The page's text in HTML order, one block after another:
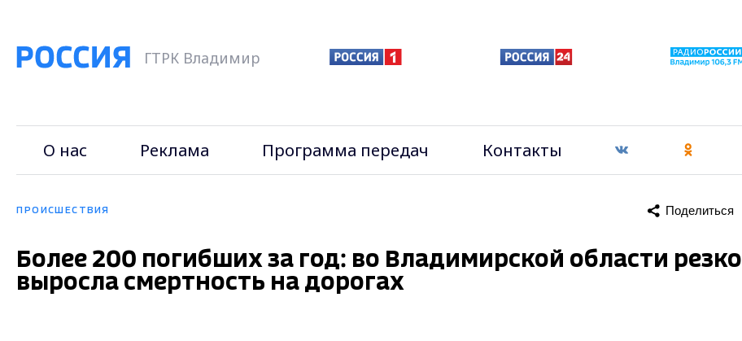
ГТРК Владимир
О нас Реклама Программа передач Контакты
ПРОИСШЕСТВИЯ Поделиться
Более 200 погибших за год: во Владимирской области резко
выросла смертность на дорогах